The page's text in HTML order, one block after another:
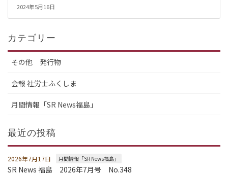
2024年5月16日
カテゴリー
その他 発行物
会報 社労士ふくしま
月間情報「SR News福島」
最近の投稿
2026年7月17日 月間情報「SR News福島」
SR News 福島 2026年7月号 No.348